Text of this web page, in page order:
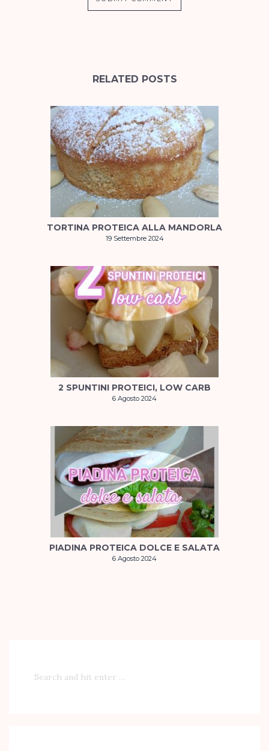
RELATED POSTS
TORTINA PROTEICA ALLA MANDORLA
19 Settembre 2024
2 SPUNTINI PROTEICI, LOW CARB
6 Agosto 2024
PIADINA PROTEICA DOLCE E SALATA
6 Agosto 2024